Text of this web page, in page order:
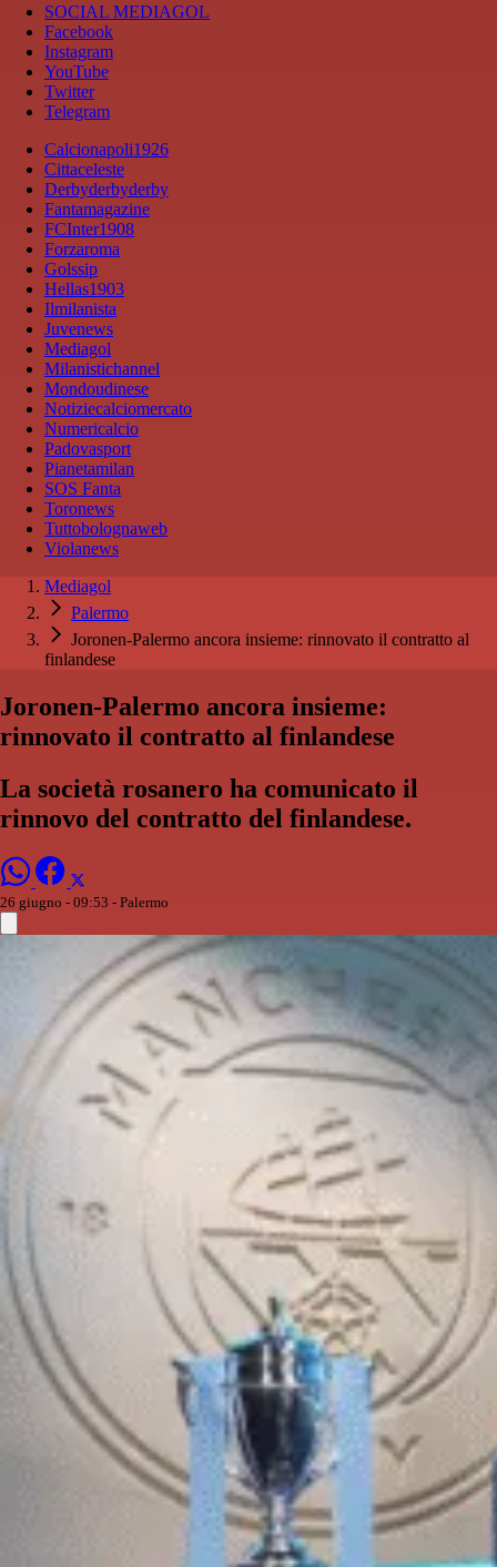
SOCIAL MEDIAGOL
Facebook
Instagram
YouTube
Twitter
Telegram
Calcionapoli1926
Cittaceleste
Derbyderbyderby
Fantamagazine
FCInter1908
Forzaroma
Golssip
Hellas1903
Ilmilanista
Juvenews
Mediagol
Milanistichannel
Mondoudinese
Notiziecalciomercato
Numericalcio
Padovasport
Pianetamilan
SOS Fanta
Toronews
Tuttobolognaweb
Violanews
Mediagol
Palermo
Joronen-Palermo ancora insieme: rinnovato il contratto al
finlandese
Joronen-Palermo ancora insieme:
rinnovato il contratto al finlandese
La società rosanero ha comunicato il
rinnovo del contratto del finlandese.
26 giugno - 09:53 - Palermo